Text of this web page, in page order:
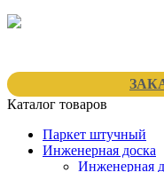
Каталог товаров
Паркет штучный
Инженерная доска
Инженерная